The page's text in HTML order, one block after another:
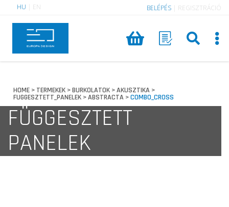
HU EN BELÉPÉS REGISZTRÁCIÓ
HOME > TERMEKEK >BURKOLATOK >AKUSZTIKA >
FUGGESZTETT_PANELEK >ABSTRACTA >COMBO_CROSS
FÜGGESZTETT
PANELEK